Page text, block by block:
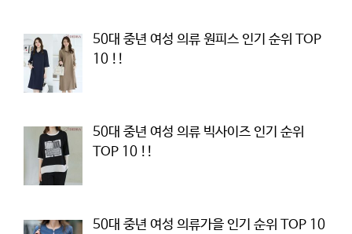
50대 중년 여성 의류 원피스 인기 순위 TOP
10 !!
50대 중년 여성 의류 빅사이즈 인기 순위
TOP 10 !!
50대 중년 여성 의류가을 인기 순위 TOP 10